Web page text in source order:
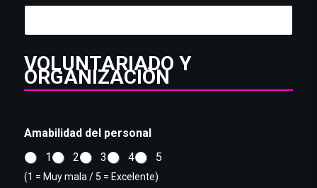
g
u
s
t
í
A
m
VOLUNTARIADO Y
ORGANIZACIÓN
Amabilidad del personal
1
2 3 4 5
(1 = Muy mala / 5 = Excelente)